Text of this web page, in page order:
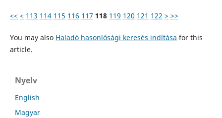
<< < 113 114 115 116 117 118 119 120 121 122 > >>
You may also Haladó hasonlósági keresés indítása for this
article.
Nyelv
English
Magyar